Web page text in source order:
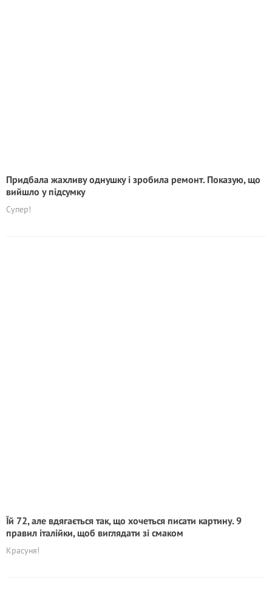
Придбала жахливу однушку і зробила ремонт. Показую, що
вийшло у підсумку
Супер!
Їй 72, але вдягається так, що хочеться писати картину. 9
правил італійки, щоб виглядати зі смаком
Красуня!